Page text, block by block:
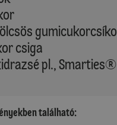
csiga
pl., Smarties®
található: